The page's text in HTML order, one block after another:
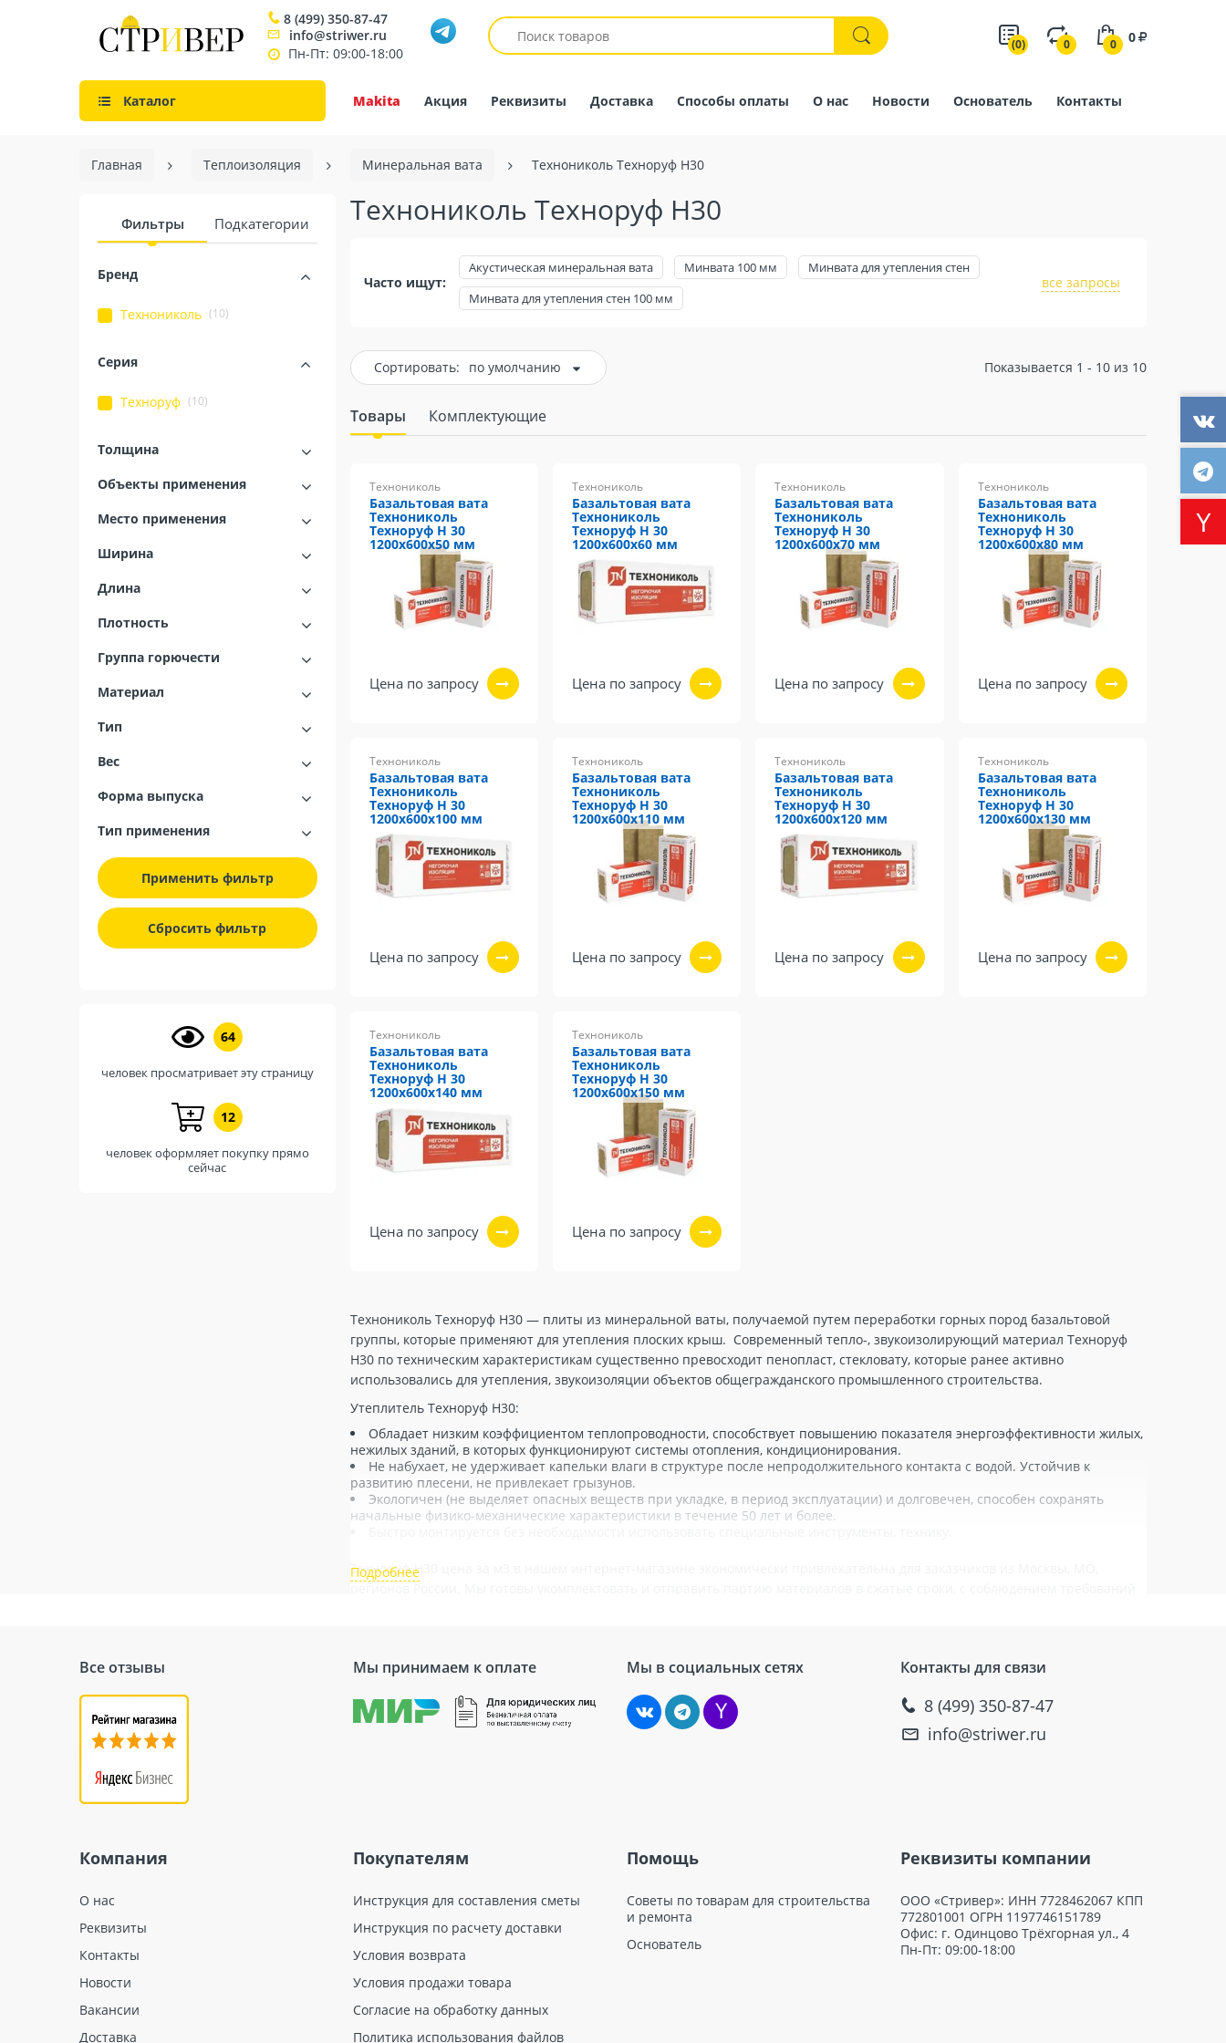
8 (499) 350-87-47
info@striwer.ru
Пн-Пт: 09:00-18:00
(0) 0 0 0
Каталог Makita Акция Реквизиты Доставка Способы оплаты О нас Новости Основатель Контакты
Главная Теплоизоляция Минеральная вата Технониколь Техноруф Н30
Фильтры Подкатегории
Бренд
Технониколь (10)
Серия
Техноруф (10)
Толщина
Объекты применения
Место применения
Ширина
Длина
Плотность
Группа горючести
Материал
Тип
Вес
Форма выпуска
Тип применения
Применить фильтр
Сбросить фильтр
64
человек просматривает эту страницу
12
человек оформляет покупку прямо
сейчас
Технониколь Техноруф Н30
Часто ищут:
Акустическая минеральная вата Минвата 100 мм
Минвата для утепления стен
Минвата для утепления стен 100 мм
все запросы
Сортировать: по умолчанию Показывается 1 - 10 из 10
Технониколь Техноруф Н30 — плиты из минеральной ваты, получаемой путем переработки горных пород базальтовой
группы, которые применяют для утепления плоских крыш. Современный тепло-, звукоизолирующий материал Техноруф
Н30 по техническим характеристикам существенно превосходит пенопласт, стекловату, которые ранее активно
использовались для утепления, звукоизоляции объектов общегражданского промышленного строительства.
Утеплитель Техноруф Н30:
Обладает низким коэффициентом теплопроводности, способствует повышению показателя энергоэффективности жилых,
нежилых зданий, в которых функционируют системы отопления, кондиционирования.
Не набухает, не удерживает капельки влаги в структуре после непродолжительного контакта с водой. Устойчив к
развитию плесени, не привлекает грызунов.
Экологичен (не выделяет опасных веществ при укладке, в период эксплуатации) и долговечен, способен сохранять
начальные физико-механические характеристики в течение 50 лет и более.
Техноруф Н30 цена за м3 в нашем интернет-магазине экономически привлекательна для заказчиков из Москвы, МО,
Товары Комплектующие
Технониколь
Базальтовая вата
Технониколь
Техноруф Н 30
1200х600х50 мм
Цена по запросу
Технониколь
Базальтовая вата
Технониколь
Техноруф Н 30
1200х600х60 мм
Цена по запросу
Технониколь
Базальтовая вата
Технониколь
Техноруф Н 30
1200х600х70 мм
Цена по запросу
Технониколь
Базальтовая вата
Технониколь
Техноруф Н 30
1200х600х80 мм
Цена по запросу
Технониколь
Базальтовая вата
Технониколь
Техноруф Н 30
1200х600х100 мм
Цена по запросу
Технониколь
Базальтовая вата
Технониколь
Техноруф Н 30
1200х600х110 мм
Цена по запросу
Технониколь
Базальтовая вата
Технониколь
Техноруф Н 30
1200х600х120 мм
Цена по запросу
Технониколь
Базальтовая вата
Технониколь
Техноруф Н 30
1200х600х130 мм
Цена по запросу
Технониколь
Базальтовая вата
Технониколь
Техноруф Н 30
1200х600х140 мм
Цена по запросу
Технониколь
Базальтовая вата
Технониколь
Техноруф Н 30
1200х600х150 мм
Цена по запросу
Все отзывы Мы принимаем к оплате Мы в социальных сетях Контакты для связи
8 (499) 350-87-47
info@striwer.ru
Компания
О нас
Реквизиты
Контакты
Новости
Вакансии
Доставка
Покупателям
Инструкция для составления сметы
Инструкция по расчету доставки
Условия возврата
Условия продажи товара
Согласие на обработку данных
Политика использования файлов
Помощь
Советы по товарам для строительства
и ремонта
Основатель
Реквизиты компании
ООО «Стривер»: ИНН 7728462067 КПП
772801001 ОГРН 1197746151789
Офис: г. Одинцово Трёхгорная ул., 4
Пн-Пт: 09:00-18:00